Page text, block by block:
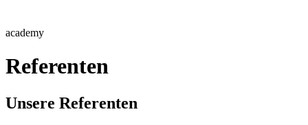
academy
Referenten
Unsere Referenten